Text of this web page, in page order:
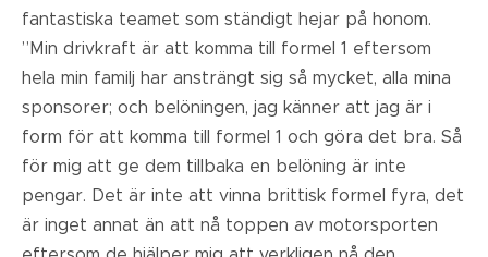
fantastiska teamet som ständigt hejar på honom.
”Min drivkraft är att komma till formel 1 eftersom
hela min familj har ansträngt sig så mycket, alla mina
sponsorer; och belöningen, jag känner att jag är i
form för att komma till formel 1 och göra det bra. Så
för mig att ge dem tillbaka en belöning är inte
pengar. Det är inte att vinna brittisk formel fyra, det
är inget annat än att nå toppen av motorsporten